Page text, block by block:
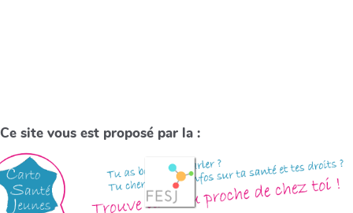
Ce site vous est proposé par la :